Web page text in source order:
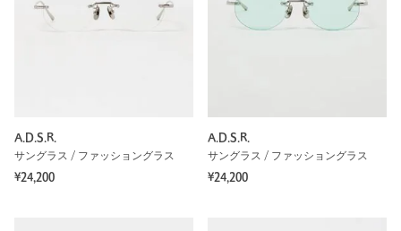
A.D.S.R.
サングラス / ファッショングラス
¥24,200
A.D.S.R.
サングラス / ファッショングラス
¥24,200